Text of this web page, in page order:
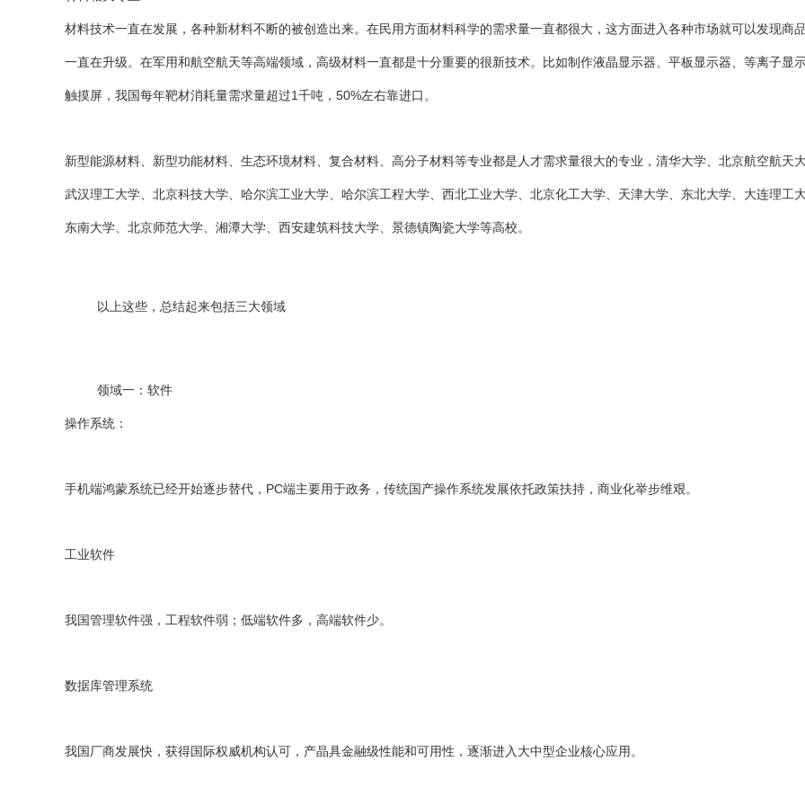
材料技术一直在发展，各种新材料不断的被创造出来。在民用方面材料科学的需求量一直都很大，这方面进入各种市场就可以发现商
一直在升级。在军用和航空航天等高端领域，高级材料一直都是十分重要的很新技术。比如制作液晶显示器、平板显示器、等离子显示
触摸屏，我国每年靶材消耗量需求量超过1千吨，50%左右靠进口。
新型能源材料、新型功能材料、生态环境材料、复合材料、高分子材料等专业都是人才需求量很大的专业，清华大学、北京航空航天大
武汉理工大学、北京科技大学、哈尔滨工业大学、哈尔滨工程大学、西北工业大学、北京化工大学、天津大学、东北大学、大连理工大
东南大学、北京师范大学、湘潭大学、西安建筑科技大学、景德镇陶瓷大学等高校。
以上这些，总结起来包括三大领域
领域一：软件
操作系统：
手机端鸿蒙系统已经开始逐步替代，PC端主要用于政务，传统国产操作系统发展依托政策扶持，商业化举步维艰。
工业软件
我国管理软件强，工程软件弱；低端软件多，高端软件少。
数据库管理系统
我国厂商发展快，获得国际权威机构认可，产晶具金融级性能和可用性，逐渐进入大中型企业核心应用。